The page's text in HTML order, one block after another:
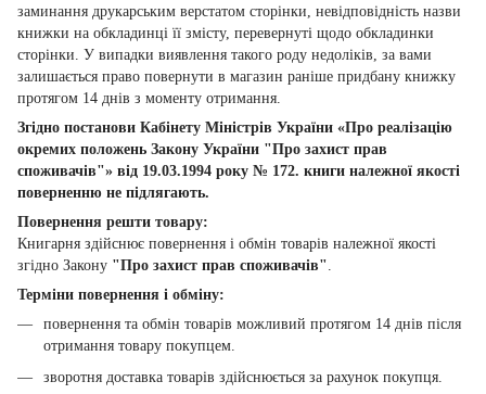
заминання друкарським верстатом сторінки, невідповідність назви
книжки на обкладинці її змісту, перевернуті щодо обкладинки
сторінки. У випадки виявлення такого роду недоліків, за вами
залишається право повернути в магазин раніше придбану книжку
протягом 14 днів з моменту отримання.
Згідно постанови Кабінету Міністрів України «Про реалізацію
окремих положень Закону України "Про захист прав
споживачів"» від 19.03.1994 року № 172. книги належної якості
поверненню не підлягають.
Повернення решти товару:
Книгарня здійснює повернення і обмін товарів належної якості
згідно Закону "Про захист прав споживачів".
Терміни повернення і обміну:
повернення та обмін товарів можливий протягом 14 днів після
отримання товару покупцем.
зворотня доставка товарів здійснюється за рахунок покупця.